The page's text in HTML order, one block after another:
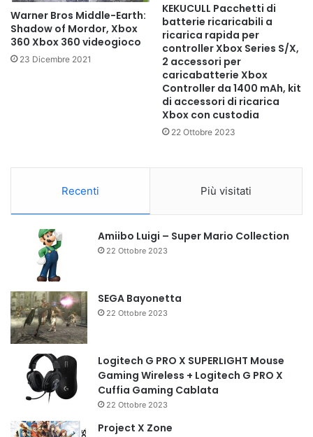
Warner Bros Middle-Earth:
Shadow of Mordor, Xbox
360 Xbox 360 videogioco
23 Dicembre 2021
KEKUCULL Pacchetti di
batterie ricaricabili a
ricarica rapida per
controller Xbox Series S/X,
2 accessori per
caricabatterie Xbox
Controller da 1400 mAh, kit
di accessori di ricarica
Xbox con custodia
22 Ottobre 2023
Recenti Più visitati
Amiibo Luigi – Super Mario Collection
22 Ottobre 2023
SEGA Bayonetta
22 Ottobre 2023
Logitech G PRO X SUPERLIGHT Mouse
Gaming Wireless + Logitech G PRO X
Cuffia Gaming Cablata
22 Ottobre 2023
Project X Zone